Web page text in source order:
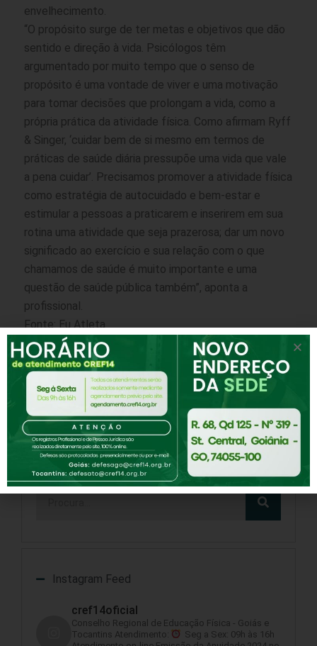
envelhecimento.
“O propósito surge de ter metas e objetivos que dão
sentido e direção à vida. Psicólogos têm
argumentado por muito tempo que o senso de
propósito é uma vontade de viver e uma motivação
para tomar decisões que prolongam a vida, como a
própria prática da atividade física. Como afirmam Ryff
& Singer, ‘cuidar bem de si mesmo em termos de
práticas de saúde diária pressupõe uma vida que vale
a pena cuidar’. Precisamos promover a atividade física
como estratégia de autocuidado e bem-estar e
estimular a pessoas a praticarem e inserirem em sua
rotina uma atividade que seja prazerosa; dar um novo
significado ao exercício e sua relação com o que
chamamos de saúde é muito importante e uma
questão de saúde pública também”, aponta a
profissional.
Fonte: Eu Atleta
NOTÍCIA ANTERIOR
Prática contínua de atividade física reduz risco de morte por COVID-19
PRÓXIMA NOTÍCIA
Pesquisar
Instagram Feed
cref14oficial
Conselho Regional de Educação Física - Goiás e
Tocantins Atendimento:
Seg a Sex: 09h às 16h